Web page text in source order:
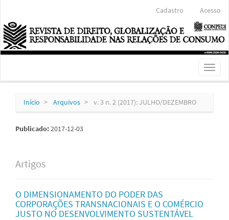
Conteúdo
principal
Barra
Lateral
Cadastro Acesso
Toggle
Início Arquivos v. 3 n. 2 (2017): JULHO/DEZEMBRO
Publicado:2017-12-03
Artigos
O DIMENSIONAMENTO DO PODER DAS
CORPORAÇÕES TRANSNACIONAIS E O COMÉRCIO
JUSTO NO DESENVOLVIMENTO SUSTENTÁVEL